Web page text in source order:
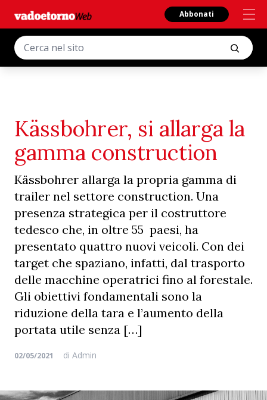
Abbonati
Kässbohrer, si allarga la
gamma construction
Kässbohrer allarga la propria gamma di
trailer nel settore construction. Una
presenza strategica per il costruttore
tedesco che, in oltre 55 paesi, ha
presentato quattro nuovi veicoli. Con dei
target che spaziano, infatti, dal trasporto
delle macchine operatrici fino al forestale.
Gli obiettivi fondamentali sono la
riduzione della tara e l’aumento della
portata utile senza […]
02/05/2021 di Admin